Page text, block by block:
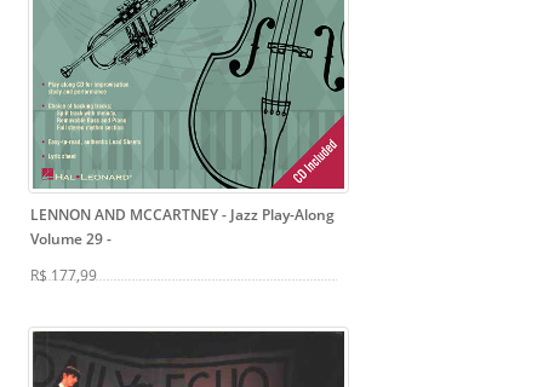
LENNON AND MCCARTNEY - Jazz Play-Along
Volume 29-
R$ 177,99